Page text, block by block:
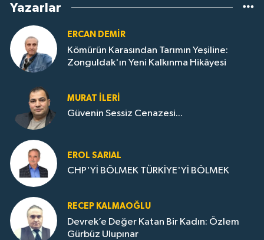
Yazarlar
ERCAN DEMIR
Kömürün Karasından Tarımın Yeşiline:
Zonguldak'ın Yeni Kalkınma Hikâyesi
MURAT İLERI
Güvenin Sessiz Cenazesi...
EROL SARIAL
CHP'Yİ BÖLMEK TÜRKİYE'Yİ BÖLMEK
RECEP KALMAOĞLU
Devrek’e Değer Katan Bir Kadın: Özlem
Gürbüz Ulupınar